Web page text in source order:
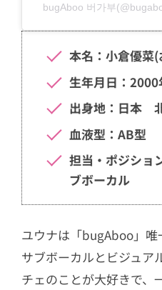
bugAboo 버가부
本名：小倉優
生年月日：
出身地：日本
血液型：AB型
担当・ポジショ
ブボーカル
ユウナは「bugAboo」
サブボーカルとビジュア
チェのことが大好きで、